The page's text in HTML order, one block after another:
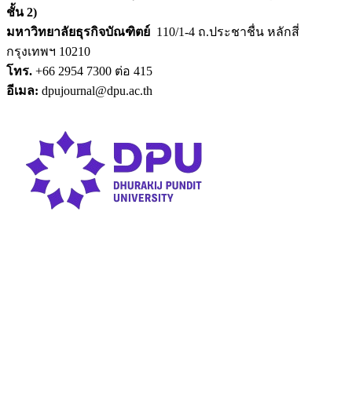
ชั้น 2)
มหาวิทยาลัยธุรกิจบัณฑิตย์ 110/1-4 ถ.ประชาชื่น หลักสี่
กรุงเทพฯ 10210
โทร. +66 2954 7300 ต่อ 415
อีเมล: dpujournal@dpu.ac.th